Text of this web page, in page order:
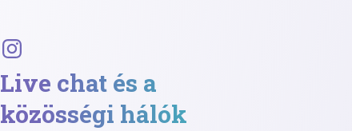
Live chat és a
közösségi hálók